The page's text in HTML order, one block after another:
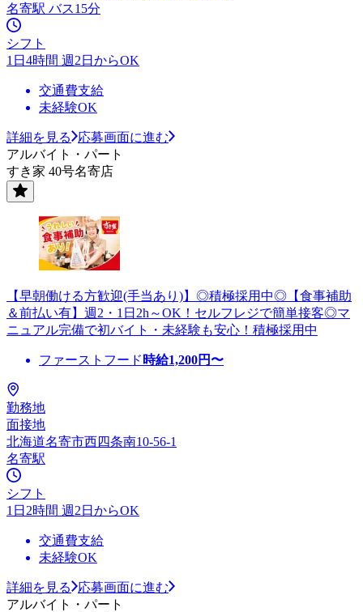
名寄駅 バス15分
シフト
1日4時間 週2日からOK
交通費支給
未経験OK
詳細を見る
応募画面に進む
アルバイト・パート
すき家 40号名寄店
【早朝働ける方歓迎(手当あり)】◎積極採用中◎【食事補助
＆前払い有】週2・1日2h～OK！セルフレジで簡単接客◎マ
ニュアル完備で初バイト・未経験も安心！積極採用中
ファーストフード 時給1,200円〜
勤務地
面接地
北海道名寄市西四条南10-56-1
名寄駅
シフト
1日2時間 週2日からOK
交通費支給
未経験OK
詳細を見る
応募画面に進む
アルバイト・パート